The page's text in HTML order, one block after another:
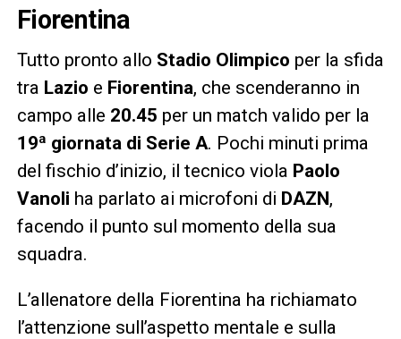
Fiorentina
Tutto pronto allo Stadio Olimpico per la sfida
tra Lazio e Fiorentina, che scenderanno in
campo alle 20.45 per un match valido per la
19ª giornata di Serie A. Pochi minuti prima
del fischio d’inizio, il tecnico viola Paolo
Vanoli ha parlato ai microfoni di DAZN,
facendo il punto sul momento della sua
squadra.
L’allenatore della Fiorentina ha richiamato
l’attenzione sull’aspetto mentale e sulla